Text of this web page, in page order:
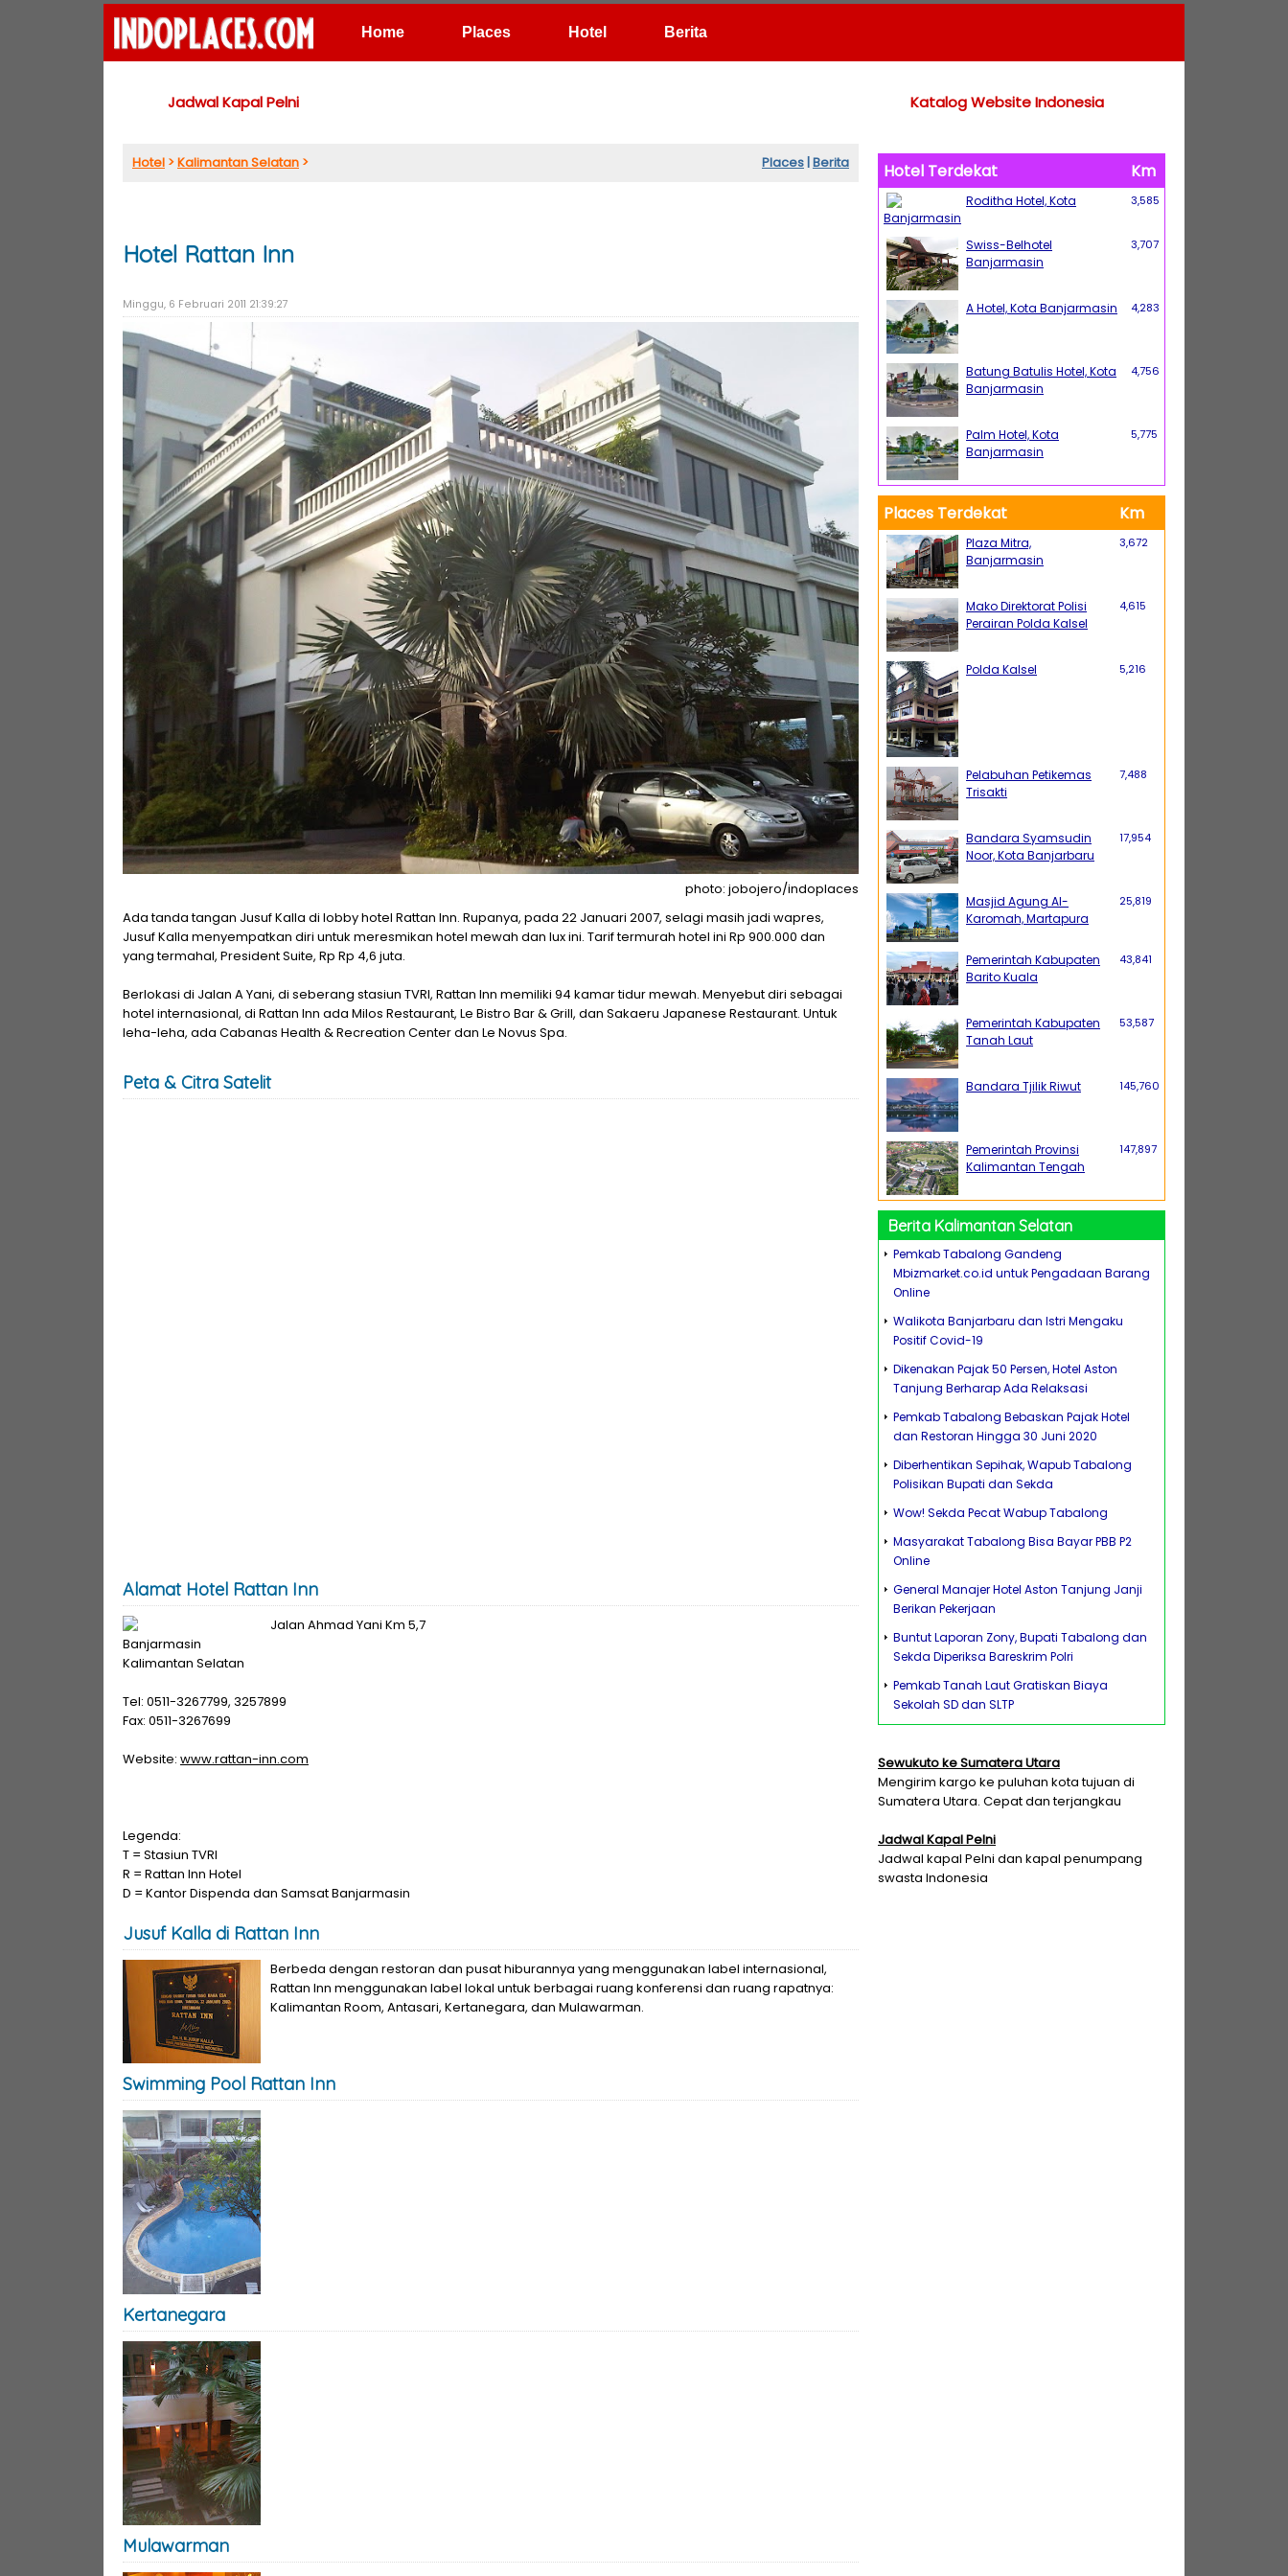
Home Places Hotel Berita
Jadwal Kapal Pelni Katalog Website Indonesia
Hotel >Kalimantan Selatan > Places|Berita
Hotel Rattan Inn
Minggu, 6 Februari 2011 21:39:27
photo: jobojero/indoplaces
Ada tanda tangan Jusuf Kalla di lobby hotel Rattan Inn. Rupanya, pada 22 Januari 2007, selagi masih jadi wapres,
Jusuf Kalla menyempatkan diri untuk meresmikan hotel mewah dan lux ini. Tarif termurah hotel ini Rp 900.000 dan
yang termahal, President Suite, Rp Rp 4,6 juta.
Berlokasi di Jalan A Yani, di seberang stasiun TVRI, Rattan Inn memiliki 94 kamar tidur mewah. Menyebut diri sebagai
hotel internasional, di Rattan Inn ada Milos Restaurant, Le Bistro Bar & Grill, dan Sakaeru Japanese Restaurant. Untuk
leha-leha, ada Cabanas Health & Recreation Center dan Le Novus Spa.
Peta & Citra Satelit
Alamat Hotel Rattan Inn
Jalan Ahmad Yani Km 5,7
Banjarmasin
Kalimantan Selatan
Tel: 0511-3267799, 3257899
Fax: 0511-3267699
Website: www.rattan-inn.com
Legenda:
T = Stasiun TVRI
R = Rattan Inn Hotel
D = Kantor Dispenda dan Samsat Banjarmasin
Jusuf Kalla di Rattan Inn
Berbeda dengan restoran dan pusat hiburannya yang menggunakan label internasional,
Rattan Inn menggunakan label lokal untuk berbagai ruang konferensi dan ruang rapatnya:
Kalimantan Room, Antasari, Kertanegara, dan Mulawarman.
Swimming Pool Rattan Inn
Kertanegara
Mulawarman
Hotel Terdekat Km
Roditha Hotel, Kota
Banjarmasin
3,585
Swiss-Belhotel
Banjarmasin
3,707
A Hotel, Kota Banjarmasin 4,283
Batung Batulis Hotel, Kota
Banjarmasin
4,756
Palm Hotel, Kota
Banjarmasin
5,775
Places Terdekat Km
Plaza Mitra,
Banjarmasin
3,672
Mako Direktorat Polisi
Perairan Polda Kalsel
4,615
Polda Kalsel 5,216
Pelabuhan Petikemas
Trisakti
7,488
Bandara Syamsudin
Noor, Kota Banjarbaru
17,954
Masjid Agung Al-
Karomah, Martapura
25,819
Pemerintah Kabupaten
Barito Kuala
43,841
Pemerintah Kabupaten
Tanah Laut
53,587
Bandara Tjilik Riwut 145,760
Pemerintah Provinsi
Kalimantan Tengah
147,897
Berita Kalimantan Selatan
Pemkab Tabalong Gandeng
Mbizmarket.co.id untuk Pengadaan Barang
Online
Walikota Banjarbaru dan Istri Mengaku
Positif Covid-19
Dikenakan Pajak 50 Persen, Hotel Aston
Tanjung Berharap Ada Relaksasi
Pemkab Tabalong Bebaskan Pajak Hotel
dan Restoran Hingga 30 Juni 2020
Diberhentikan Sepihak, Wapub Tabalong
Polisikan Bupati dan Sekda
Wow! Sekda Pecat Wabup Tabalong
Masyarakat Tabalong Bisa Bayar PBB P2
Online
General Manajer Hotel Aston Tanjung Janji
Berikan Pekerjaan
Buntut Laporan Zony, Bupati Tabalong dan
Sekda Diperiksa Bareskrim Polri
Pemkab Tanah Laut Gratiskan Biaya
Sekolah SD dan SLTP
Sewukuto ke Sumatera Utara
Mengirim kargo ke puluhan kota tujuan di
Sumatera Utara. Cepat dan terjangkau
Jadwal Kapal Pelni
Jadwal kapal Pelni dan kapal penumpang
swasta Indonesia